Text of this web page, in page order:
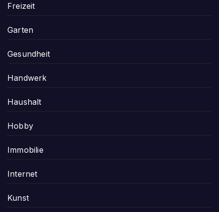
Freizeit
Garten
Gesundheit
Handwerk
Haushalt
Hobby
Immobilie
Internet
Kunst